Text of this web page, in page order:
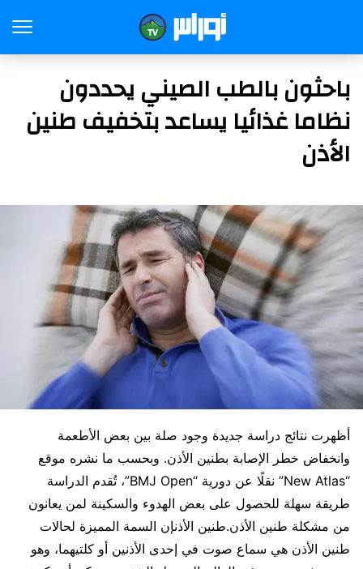
باحثون بالطب الصيني يحددون
نظاما غذائيا يساعد بتخفيف طنين
الأذن
أظهرت نتائج دراسة جديدة وجود صلة بين بعض الأطعمة
وانخفاض خطر الإصابة بطنين الأذن. وبحسب ما نشره موقع
“New Atlas” نقلًا عن دورية “BMJ Open”، تُقدم الدراسة
طريقة سهلة للحصول على بعض الهدوء والسكينة لمن يعانون
من مشكلة طنين الأذن.طنين الأذنإن السمة المميزة لحالات
طنين الأذن هي سماع صوت في إحدى الأذنين أو كلتيهما، وهو